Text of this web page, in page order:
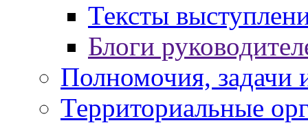
Тексты
Блоги
Полномочия, задачи
Территориальные